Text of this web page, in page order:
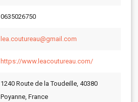
0635026750
lea.coutureau@gmail.com
https://www.leacoutureau.com/
1240 Route de la Toudeille, 40380
Poyanne, France